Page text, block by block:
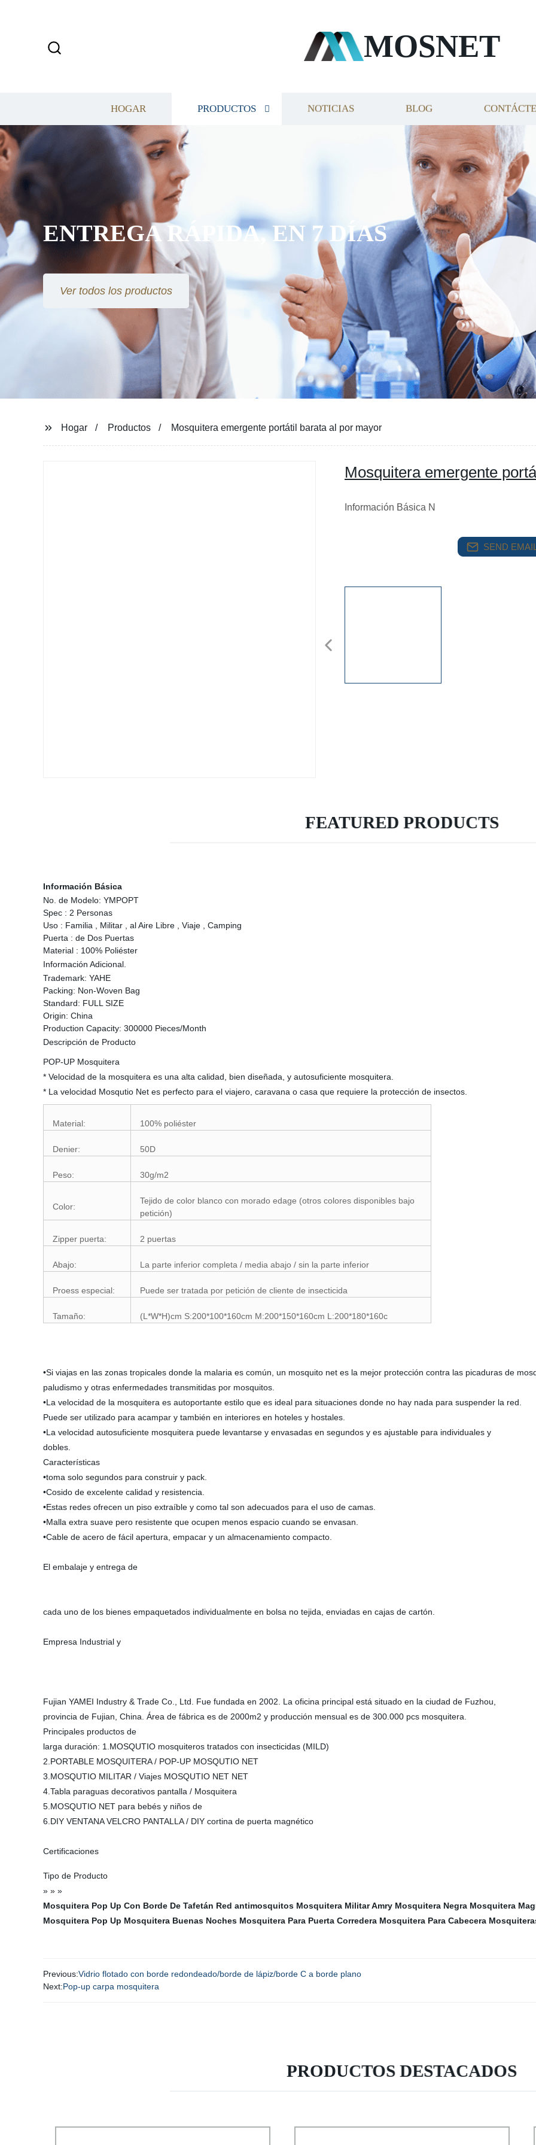
MOSNET
HOGAR PRODUCTOS NOTICIAS BLOG
ENTREGA RÁPIDA, EN 7 DÍAS
Ver todos los productos
Hogar Productos Mosquitera emergente portátil barata al por mayor
Mosquitera emergente
Información Básica N
SEND
FEATURED PRODUCTS
Información Básica
No. de Modelo: YMPOPT
Spec : 2 Personas
Uso : Familia , Militar , al Aire Libre , Viaje , Camping
Puerta : de Dos Puertas
Material : 100% Poliéster
Información Adicional.
Trademark: YAHE
Packing: Non-Woven Bag
Standard: FULL SIZE
Origin: China
Production Capacity: 300000 Pieces/Month
Descripción de Producto
POP-UP Mosquitera
* Velocidad de la mosquitera es una alta calidad, bien diseñada, y autosuficiente mosquitera.
* La velocidad Mosqutio Net es perfecto para el viajero, caravana o casa que requiere la protección de insectos.
Material: 100% poliéster
Denier: 50D
Peso: 30g/m2
Color:
Tejido de color blanco con morado edage (otros colores disponibles bajo
petición)
Zipper puerta: 2 puertas
Abajo: La parte inferior completa / media abajo / sin la parte inferior
Proess especial: Puede ser tratada por petición de cliente de insecticida
Tamaño: (L*W*H)cm S:200*100*160cm M:200*150*160cm L:200*180*160c
•Si viajas en las zonas tropicales donde la malaria es común, un mosquito net es la mejor protección contra las picaduras de
paludismo y otras enfermedades transmitidas por mosquitos.
•La velocidad de la mosquitera es autoportante estilo que es ideal para situaciones donde no hay nada para suspender la red.
Puede ser utilizado para acampar y también en interiores en hoteles y hostales.
•La velocidad autosuficiente mosquitera puede levantarse y envasadas en segundos y es ajustable para individuales y
dobles.
Características
•toma solo segundos para construir y pack.
•Cosido de excelente calidad y resistencia.
•Estas redes ofrecen un piso extraíble y como tal son adecuados para el uso de camas.
•Malla extra suave pero resistente que ocupen menos espacio cuando se envasan.
•Cable de acero de fácil apertura, empacar y un almacenamiento compacto.
El embalaje y entrega de
cada uno de los bienes empaquetados individualmente en bolsa no tejida, enviadas en cajas de cartón.
Empresa Industrial y
Fujian YAMEI Industry & Trade Co., Ltd. Fue fundada en 2002. La oficina principal está situado en la ciudad de Fuzhou,
provincia de Fujian, China. Área de fábrica es de 2000m2 y producción mensual es de 300.000 pcs mosquitera.
Principales productos de
larga duración: 1.MOSQUTIO mosquiteros tratados con insecticidas (MILD)
2.PORTABLE MOSQUITERA / POP-UP MOSQUTIO NET
3.MOSQUTIO MILITAR / Viajes MOSQUTIO NET NET
4.Tabla paraguas decorativos pantalla / Mosquitera
5.MOSQUTIO NET para bebés y niños de
6.DIY VENTANA VELCRO PANTALLA / DIY cortina de puerta magnético
Certificaciones
Tipo de Producto
» » »
Mosquitera Pop Up Con Borde De Tafetán Red antimosquitos Mosquitera Militar Amry Mosquitera Negra Mosquitera
Mosquitera Pop Up Mosquitera Buenas Noches Mosquitera Para Puerta Corredera Mosquitera Para Cabecera
Previous:Vidrio flotado con borde redondeado/borde de lápiz/borde C a borde plano
Next:Pop-up carpa mosquitera
PRODUCTOS DESTACADOS